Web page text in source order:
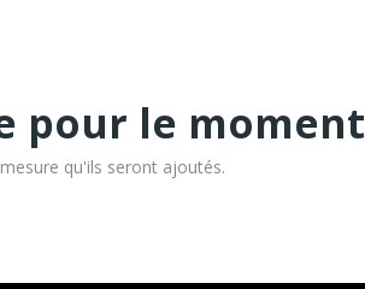
pour le moment
qu'ils seront ajoutés.